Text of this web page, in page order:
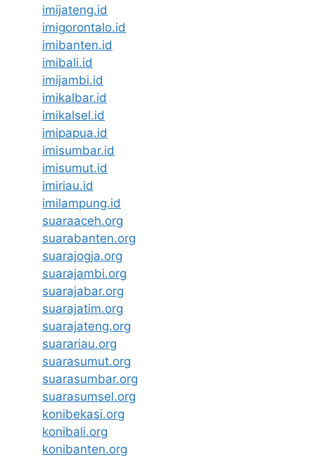
imijateng.id
imigorontalo.id
imibanten.id
imibali.id
imijambi.id
imikalbar.id
imikalsel.id
imipapua.id
imisumbar.id
imisumut.id
imiriau.id
imilampung.id
suaraaceh.org
suarabanten.org
suarajogja.org
suarajambi.org
suarajabar.org
suarajatim.org
suarajateng.org
suarariau.org
suarasumut.org
suarasumbar.org
suarasumsel.org
konibekasi.org
konibali.org
konibanten.org